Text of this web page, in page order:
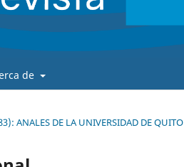
de
ANALES DE LA UNIVERSIDAD DE QUITO